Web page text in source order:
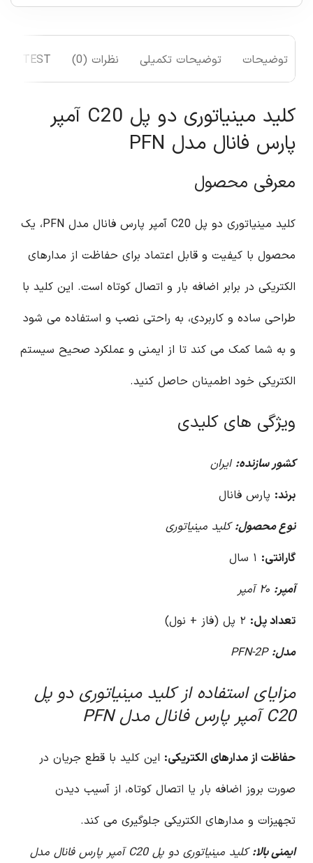
توضیحات توضیحات تکمیلی نظرات (0) TEST
کلید مینیاتوری دو پل C20 آمپر
پارس فانال مدل PFN
معرفی محصول
کلید مینیاتوری دو پل C20 آمپر پارس فانال مدل PFN، یک
محصول با کیفیت و قابل اعتماد برای حفاظت از مدارهای
الکتریکی در برابر اضافه بار و اتصال کوتاه است. این کلید با
طراحی ساده و کاربردی، به راحتی نصب و استفاده می شود
و به شما کمک می کند تا از ایمنی و عملکرد صحیح سیستم
الکتریکی خود اطمینان حاصل کنید.
ویژگی های کلیدی
کشور سازنده: ایران
برند: پارس فانال
نوع محصول:کلید مینیاتوری
گارانتی:
آمپر:
تعداد پل:
مدل: PFN-2P
مزایای استفاده از کلید مینیاتوری دو پل
C20 آمپر پارس فانال مدل PFN
حفاظت از مدارهای الکتریکی: این کلید با قطع جریان در
صورت بروز اضافه بار یا اتصال کوتاه، از آسیب دیدن
تجهیزات و مدارهای الکتریکی جلوگیری می کند.
ایمنی بالا:
کلید مینیاتوری دو پل C20 آمپر پارس فانال مدل